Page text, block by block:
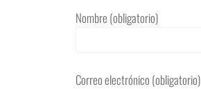
Nombre (obligatorio)
Correo electrónico (obligatorio)